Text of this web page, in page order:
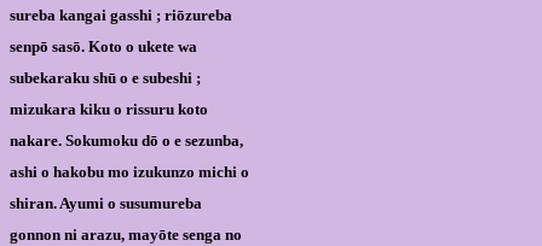
sureba kangai gasshi ; riōzureba
senpō sasō. Koto o ukete wa
subekaraku shū o e subeshi ;
mizukara kiku o rissuru koto
nakare. Sokumoku dō o e sezunba,
ashi o hakobu mo izukunzo michi o
shiran. Ayumi o susumureba
gonnon ni arazu, mayōte senga no